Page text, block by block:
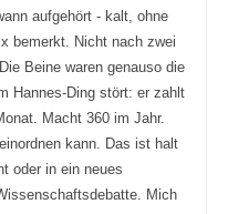
aufgehört - kalt, ohne
bemerkt. Nicht nach zwei
Beine waren genauso die
Hannes-Ding stört: er zahlt
Macht 360 im Jahr.
kann. Das ist halt
oder in ein neues
Mich